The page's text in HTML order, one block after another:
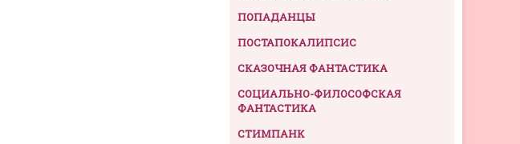
ПОПАДАНЦЫ
ПОСТАПОКАЛИПСИС
СКАЗОЧНАЯ ФАНТАСТИКА
СОЦИАЛЬНО-ФИЛОСОФСКАЯ
ФАНТАСТИКА
СТИМПАНК